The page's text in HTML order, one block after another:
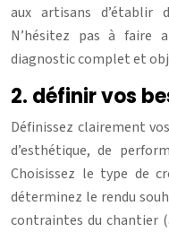
aux artisans d’établir
N’hésitez pas à faire
diagnostic complet et
2. définir vos
Définissez clairement
d’esthétique, de
Choisissez le type de
déterminez le rendu
contraintes du chantier